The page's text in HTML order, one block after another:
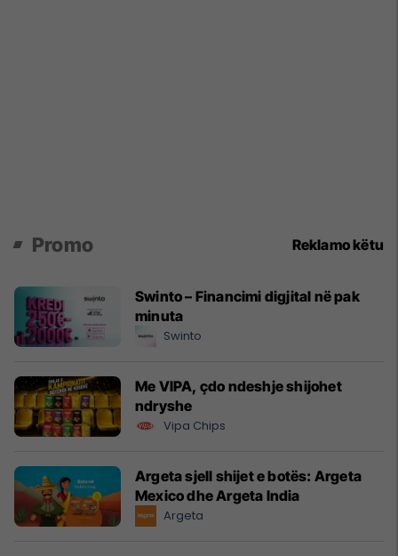
Promo Reklamo këtu
Swinto – Financimi digjital në pak
minuta
Swinto
Me VIPA, çdo ndeshje shijohet
ndryshe
Vipa Chips
Argeta sjell shijet e botës: Argeta
Mexico dhe Argeta India
Argeta